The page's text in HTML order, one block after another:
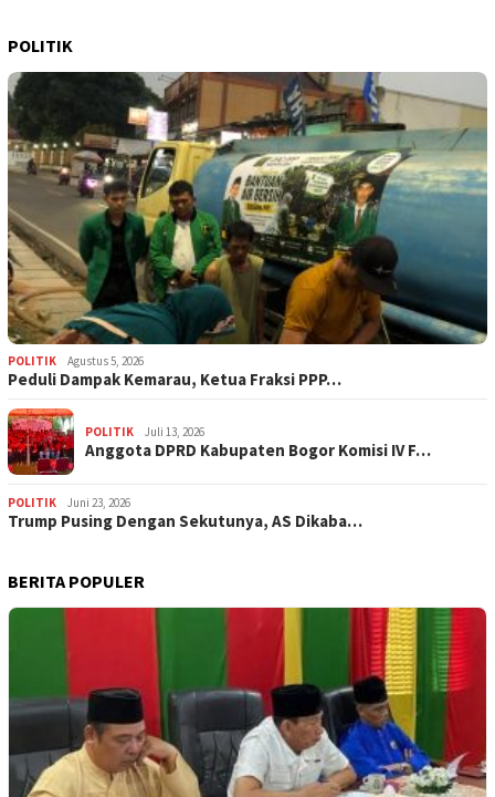
POLITIK
POLITIK Agustus 5, 2026
‎Peduli Dampak Kemarau, Ketua Fraksi PPP…
POLITIK Juli 13, 2026
Anggota DPRD Kabupaten Bogor Komisi IV F…
POLITIK Juni 23, 2026
Trump Pusing Dengan Sekutunya, AS Dikaba…
BERITA POPULER